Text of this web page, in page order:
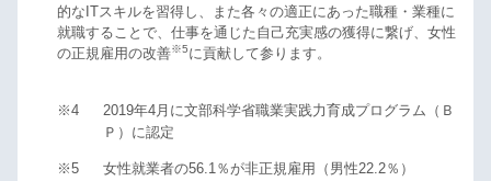
的なITスキルを習得し、また各々の適正にあった職種・業種に
就職することで、仕事を通じた自己充実感の獲得に繋げ、女性
の正規雇用の改善※5に貢献して参ります。
※4
2019年4月に文部科学省職業実践力育成プログラム（Ｂ
Ｐ）に認定
※5 女性就業者の56.1％が非正規雇用（男性22.2％）